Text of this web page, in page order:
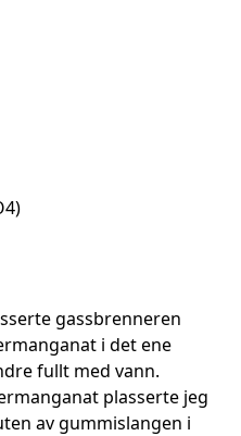
gassbrenneren
i det ene
fullt med vann.
plasserte jeg
av gummislangen i